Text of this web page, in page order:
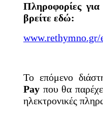
Πληροφορίες
βρείτε εδώ:
www.rethymno.gr/
Το επόμενο
Pay που θα
ηλεκτρονικές